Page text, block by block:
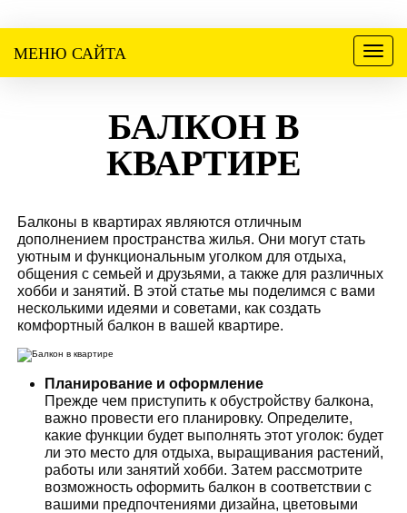
Меню
МЕНЮ САЙТА
БАЛКОН В
КВАРТИРЕ
Балконы в квартирах являются отличным
дополнением пространства жилья. Они могут стать
уютным и функциональным уголком для отдыха,
общения с семьей и друзьями, а также для различных
хобби и занятий. В этой статье мы поделимся с вами
несколькими идеями и советами, как создать
комфортный балкон в вашей квартире.
Планирование и оформление
Прежде чем приступить к обустройству балкона,
важно провести его планировку. Определите,
какие функции будет выполнять этот уголок: будет
ли это место для отдыха, выращивания растений,
работы или занятий хобби. Затем рассмотрите
возможность оформить балкон в соответствии с
вашими предпочтениями дизайна, цветовыми